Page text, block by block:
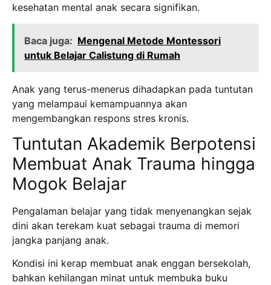
kesehatan mental anak secara signifikan.
Baca juga: Mengenal Metode Montessori
untuk Belajar Calistung di Rumah
Anak yang terus-menerus dihadapkan pada tuntutan
yang melampaui kemampuannya akan
mengembangkan respons stres kronis.
Tuntutan Akademik Berpotensi
Membuat Anak Trauma hingga
Mogok Belajar
Pengalaman belajar yang tidak menyenangkan sejak
dini akan terekam kuat sebagai trauma di memori
jangka panjang anak.
Kondisi ini kerap membuat anak enggan bersekolah,
bahkan kehilangan minat untuk membuka buku